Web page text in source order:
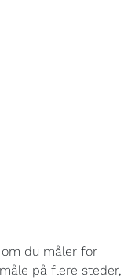
du måler for
på flere steder,